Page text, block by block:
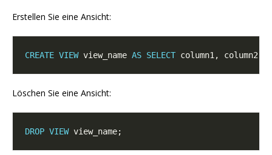
Erstellen Sie eine Ansicht:
CREATE VIEW view_name AS SELECT column1, column2
Löschen Sie eine Ansicht:
DROP VIEW